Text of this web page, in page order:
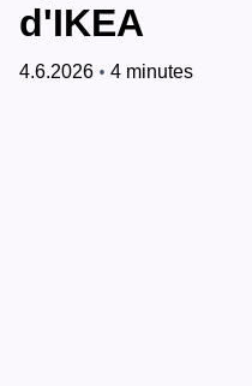
d'IKEA
4.6.2026 • 4 minutes